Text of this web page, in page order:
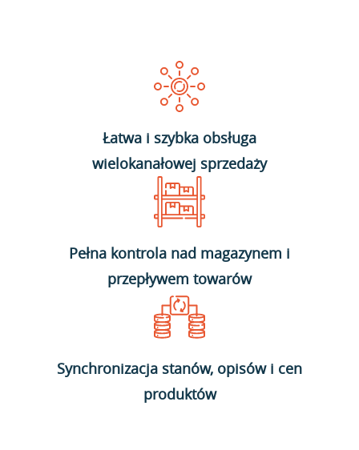
Łatwa i szybka obsługa
wielokanałowej sprzedaży
Pełna kontrola nad magazynem i
przepływem towarów
Synchronizacja stanów, opisów i cen
produktów